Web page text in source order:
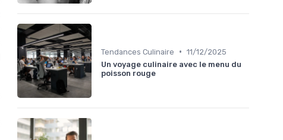
Tendances Culinaire • 11/12/2025
Un voyage culinaire avec le menu du
poisson rouge